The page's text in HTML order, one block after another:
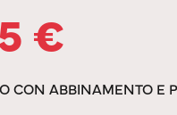
€
CON ABBINAMENTO E